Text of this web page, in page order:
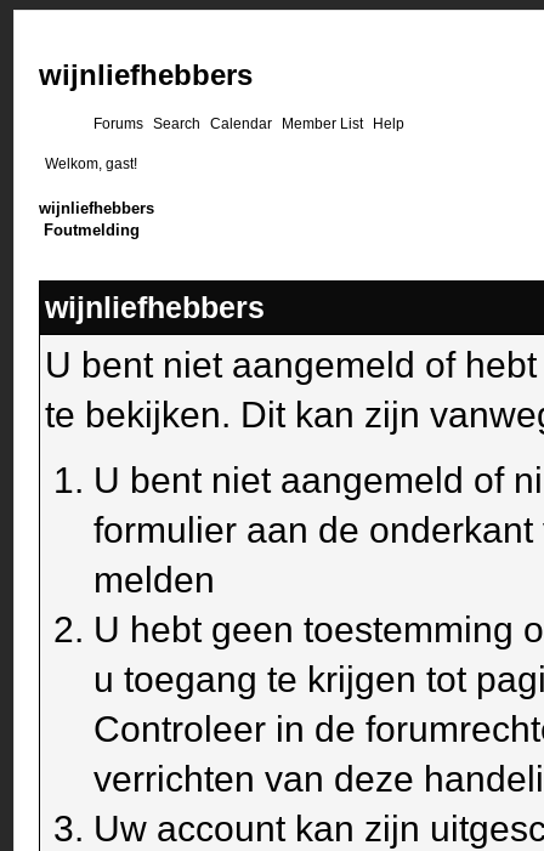
wijnliefhebbers
Forums Search Calendar Member List Help
Welkom, gast!
wijnliefhebbers
Foutmelding
wijnliefhebbers
U bent niet aangemeld of
te bekijken. Dit kan zijn
U bent niet aangemeld of
formulier aan de
melden
U hebt geen toestemming
u toegang te krijgen tot
Controleer in de
verrichten van deze
Uw account kan zijn